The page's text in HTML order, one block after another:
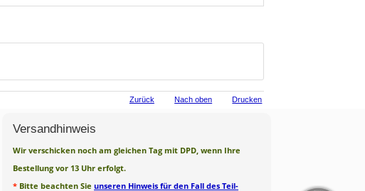
Zurück Nach oben Drucken
Versandhinweis
Wir verschicken noch am gleichen Tag mit DPD, wenn Ihre
Bestellung vor 13 Uhr erfolgt.
* Bitte beachten Sie unseren Hinweis für den Fall des Teil-